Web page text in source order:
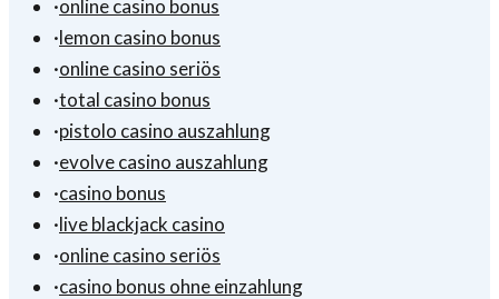
·online casino bonus
·lemon casino bonus
·online casino seriös
·total casino bonus
·pistolo casino auszahlung
·evolve casino auszahlung
·casino bonus
·live blackjack casino
·online casino seriös
·casino bonus ohne einzahlung